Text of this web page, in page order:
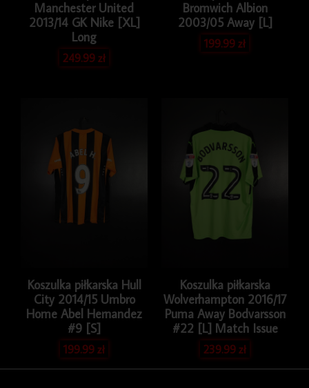
Manchester United
2013/14 GK Nike [XL]
Long
249.99zł
Bromwich Albion
2003/05 Away [L]
199.99zł
Koszulka piłkarska Hull
City 2014/15 Umbro
Home Abel Hernandez
#9 [S]
199.99zł
Koszulka piłkarska
Wolverhampton 2016/17
Puma Away Bodvarsson
#22 [L] Match Issue
239.99zł